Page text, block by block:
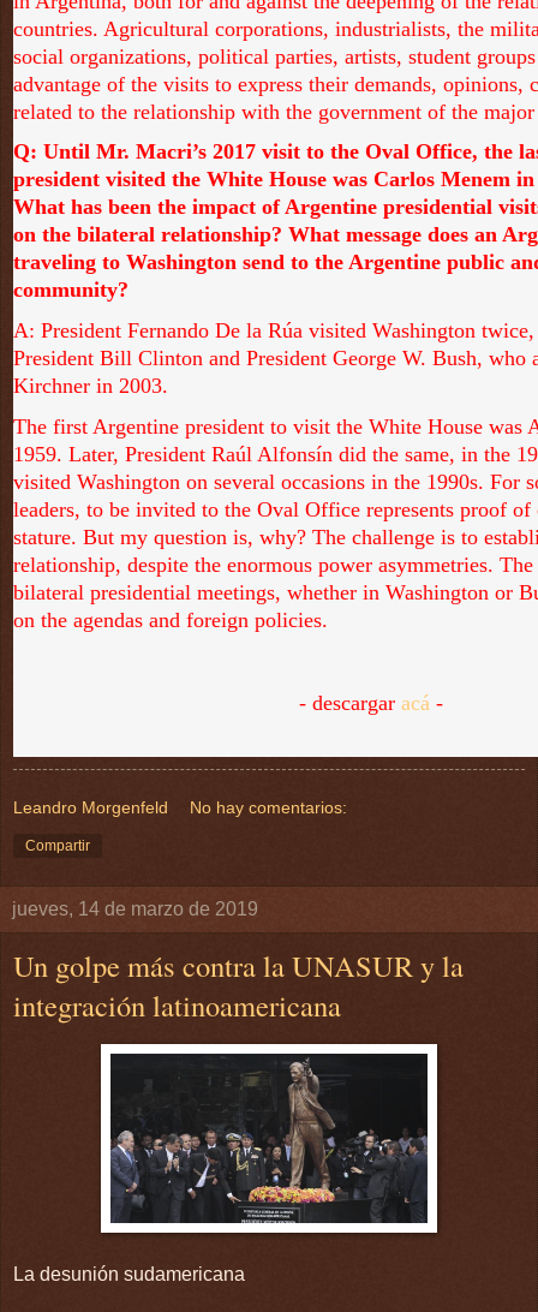
countries. Agricultural corporations, industrialists, the
social organizations, political parties, artists, student
advantage of the visits to express their demands, opinions,
related to the relationship with the government of the
Q: Until Mr. Macri’s 2017 visit to the Oval Office, the
president visited the White House was Carlos Menem
What has been the impact of Argentine presidential
on the bilateral relationship? What message does an
traveling to Washington send to the Argentine public
community?
A: President Fernando De la Rúa visited Washington
President Bill Clinton and President George W. Bush, who
Kirchner in 2003.
The first Argentine president to visit the White House was
1959. Later, President Raúl Alfonsín did the same, in the
visited Washington on several occasions in the 1990s. For
leaders, to be invited to the Oval Office represents proof of
stature. But my question is, why? The challenge is to
relationship, despite the enormous power asymmetries.
bilateral presidential meetings, whether in Washington or
on the agendas and foreign policies.
- descargar acá -
Leandro Morgenfeld No hay comentarios:
Compartir
jueves, 14 de marzo de 2019
Un golpe más contra la UNASUR y la
integración latinoamericana
La desunión sudamericana